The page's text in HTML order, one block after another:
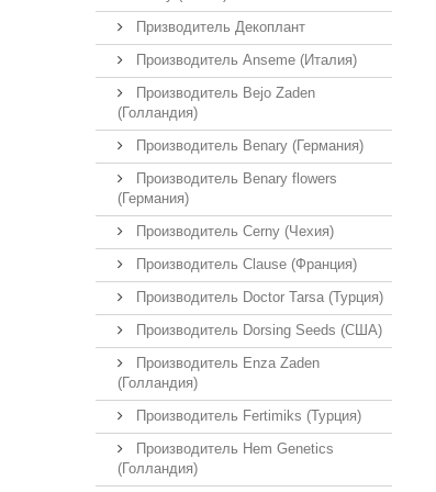
Призводитель Декоплант
Производитель Anseme (Италия)
Производитель Bejo Zaden
(Голландия)
Производитель Benary (Германия)
Производитель Benary flowers
(Германия)
Производитель Cerny (Чехия)
Производитель Clause (Франция)
Производитель Doctor Tarsa (Турция)
Производитель Dorsing Seeds (США)
Производитель Enza Zaden
(Голландия)
Производитель Fertimiks (Турция)
Производитель Hem Genetics
(Голландия)